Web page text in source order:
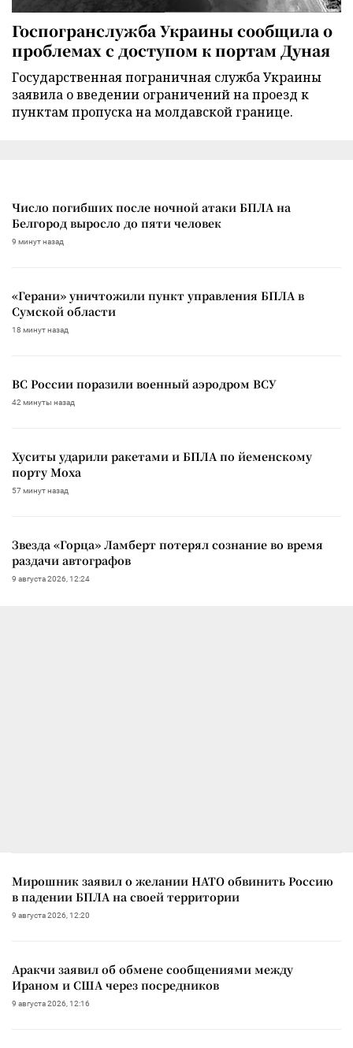
Госпогранслужба Украины сообщила о
проблемах с доступом к портам Дуная
Государственная пограничная служба Украины
заявила о введении ограничений на проезд к
пунктам пропуска на молдавской границе.
Число погибших после ночной атаки БПЛА на
Белгород выросло до пяти человек
9 минут назад
«Герани» уничтожили пункт управления БПЛА в
Сумской области
18 минут назад
ВС России поразили военный аэродром ВСУ
42 минуты назад
Хуситы ударили ракетами и БПЛА по йеменскому
порту Моха
57 минут назад
Звезда «Горца» Ламберт потерял сознание во время
раздачи автографов
9 августа 2026, 12:24
Мирошник заявил о желании НАТО обвинить Россию
в падении БПЛА на своей территории
9 августа 2026, 12:20
Аракчи заявил об обмене сообщениями между
Ираном и США через посредников
9 августа 2026, 12:16